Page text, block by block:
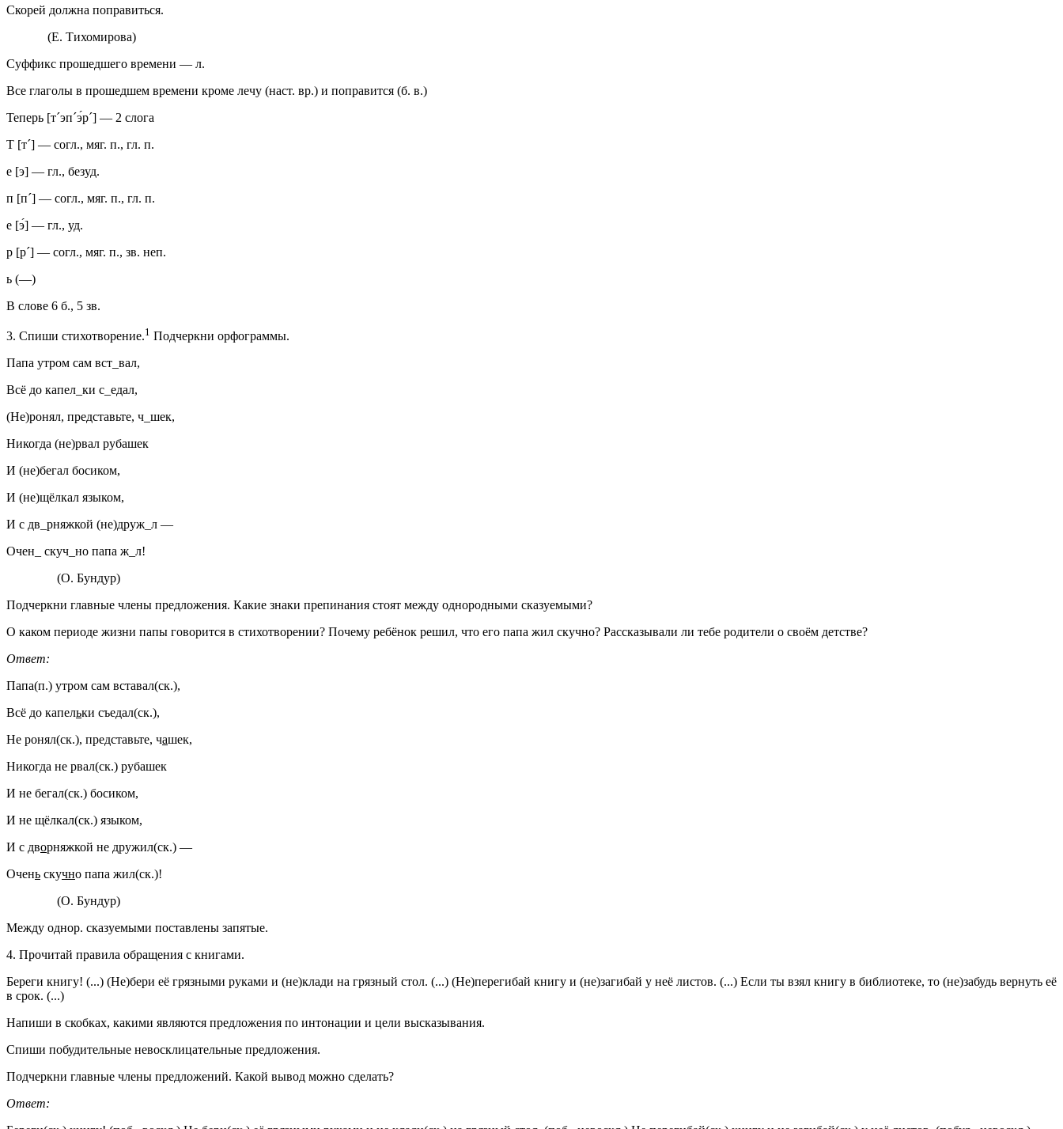
Скорей должна поправиться.
(Е. Тихомирова)
Суффикс прошедшего времени — л.
Все глаголы в прошедшем времени кроме лечу (наст. вр.) и поправится (б. в.)
Теперь [т´эп´э́р´] — 2 слога
Т [т´] — согл., мяг. п., гл. п.
е [э] — гл., безуд.
п [п´] — согл., мяг. п., гл. п.
е [э́] — гл., уд.
р [р´] — согл., мяг. п., зв. неп.
ь (—)
В слове 6 б., 5 зв.
3. Спиши стихотворение.1 Подчеркни орфограммы.
Папа утром сам вст_вал,
Всё до капел_ки с_едал,
(Не)ронял, представьте, ч_шек,
Никогда (не)рвал рубашек
И (не)бегал босиком,
И (не)щёлкал языком,
И с дв_рняжкой (не)друж_л —
Очен_ скуч_но папа ж_л!
(О. Бундур)
Подчеркни главные члены предложения. Какие знаки препинания стоят между однородными сказуемыми?
О каком периоде жизни папы говорится в стихотворении? Почему ребёнок решил, что его папа жил скучно? Рассказывали ли тебе родители о своём детстве?
Ответ:
Папа(п.) утром сам вставал(ск.),
Всё до капельки съедал(ск.),
Не ронял(ск.), представьте, чашек,
Никогда не рвал(ск.) рубашек
И не бегал(ск.) босиком,
И не щёлкал(ск.) языком,
И с дворняжкой не дружил(ск.) —
Очень скучно папа жил(ск.)!
(О. Бундур)
Между однор. сказуемыми поставлены запятые.
4. Прочитай правила обращения с книгами.
Береги книгу! (...) (Не)бери её грязными руками и (не)клади на грязный стол. (...) (Не)перегибай книгу и (не)загибай у неё листов. (...) Если ты взял книгу в библиотеке, то (не)забудь вернуть её
в срок. (...)
Напиши в скобках, какими являются предложения по интонации и цели высказывания.
Спиши побудительные невосклицательные предложения.
Подчеркни главные члены предложений. Какой вывод можно сделать?
Ответ: